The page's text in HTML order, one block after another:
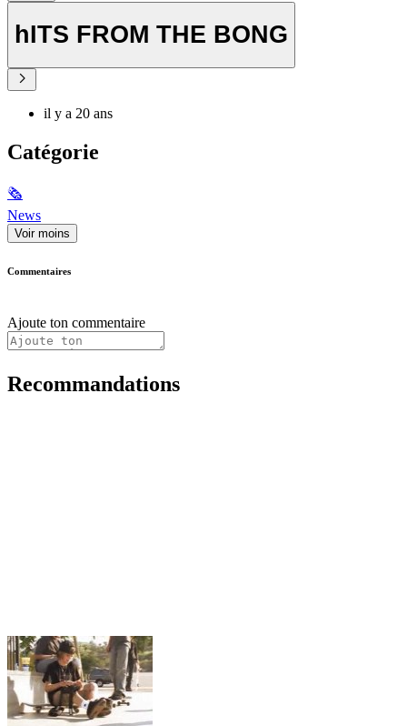
hITS FROM THE BONG
il y a 20 ans
Catégorie
🗞
News
Voir moins
Commentaires
Ajoute ton commentaire
Recommandations